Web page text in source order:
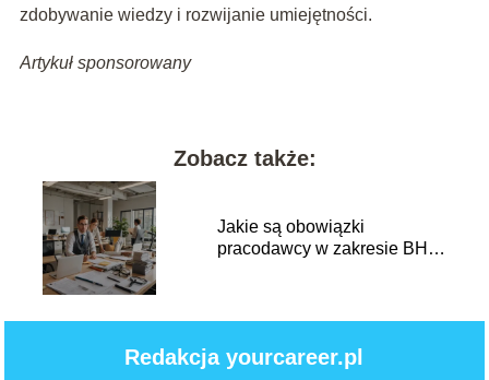
zdobywanie wiedzy i rozwijanie umiejętności.
Artykuł sponsorowany
Zobacz także:
Jakie są obowiązki
pracodawcy w zakresie BHP
Redakcja yourcareer.pl